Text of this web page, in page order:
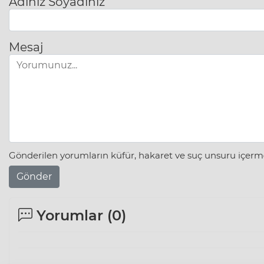
Mesaj
Gönderilen yorumların küfür, hakaret ve suç unsuru
Gönder
Yorumlar (0)